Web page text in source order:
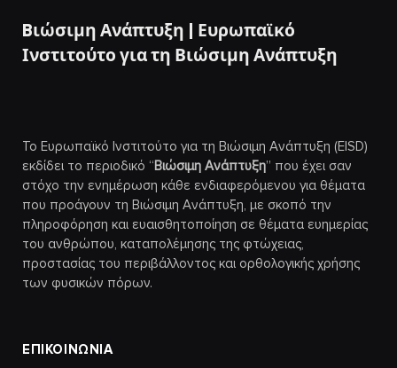
Bιώσιμη Ανάπτυξη | Ευρωπαϊκό
Ινστιτούτο για τη Βιώσιμη Ανάπτυξη
Το Ευρωπαϊκό Ινστιτούτο για τη Βιώσιμη Ανάπτυξη (EISD)
εκδίδει το περιοδικό “Βιώσιμη Ανάπτυξη” που έχει σαν
στόχο την ενημέρωση κάθε ενδιαφερόμενου για θέματα
που προάγουν τη Βιώσιμη Ανάπτυξη, με σκοπό την
πληροφόρηση και ευαισθητοποίηση σε θέματα ευημερίας
του ανθρώπου, καταπολέμησης της φτώχειας,
προστασίας του περιβάλλοντος και ορθολογικής χρήσης
των φυσικών πόρων.
ΕΠΙΚΟΙΝΩΝΙΑ